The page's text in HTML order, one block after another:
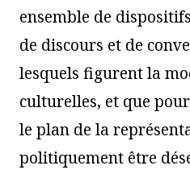
ensemble de
de discours et de
lesquels figurent la
culturelles, et que
le plan de la
politiquement être